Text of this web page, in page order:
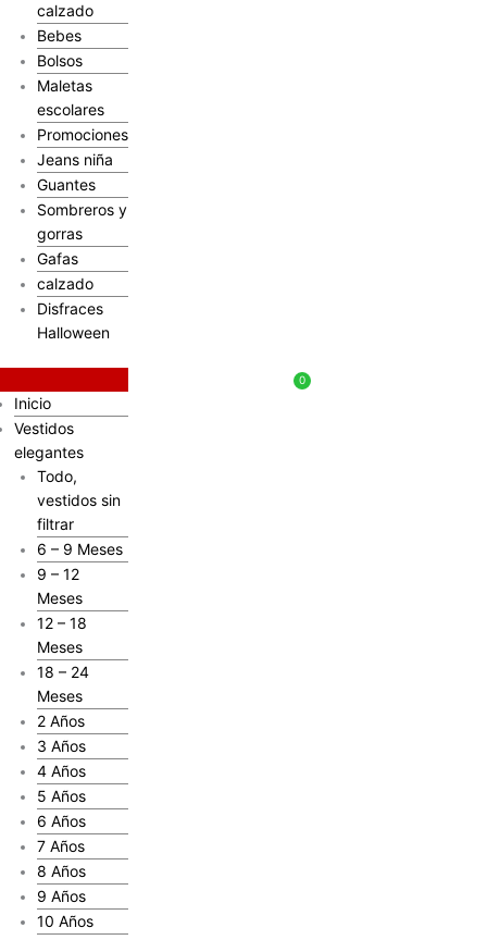
calzado
Bebes
Bolsos
Maletas
escolares
Promociones
Jeans niña
Guantes
Sombreros y
gorras
Gafas
calzado
Disfraces
Halloween
Inicio
Vestidos
elegantes
Todo,
vestidos sin
filtrar
6 – 9 Meses
9 – 12
Meses
12 – 18
Meses
18 – 24
Meses
2 Años
3 Años
4 Años
5 Años
6 Años
7 Años
8 Años
9 Años
10 Años
0